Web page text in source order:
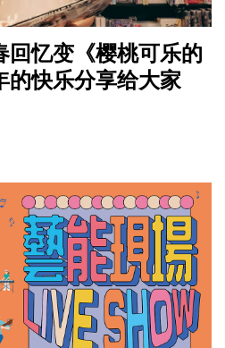
回忆变《樱桃可乐的
的快乐分享给大家